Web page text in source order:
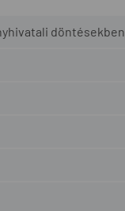
döntésekben